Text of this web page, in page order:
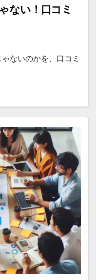
ない！口コミ
ないのかを、口コミ